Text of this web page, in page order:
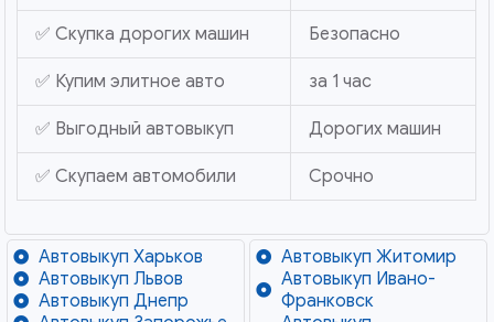
✅ Скупка дорогих машин Безопасно
✅ Купим элитное авто за 1 час
✅ Выгодный автовыкуп Дорогих машин
✅ Скупаем автомобили Срочно
Автовыкуп Харьков
Автовыкуп Львов
Автовыкуп Днепр
Автовыкуп Житомир
Автовыкуп Ивано-
Франковск